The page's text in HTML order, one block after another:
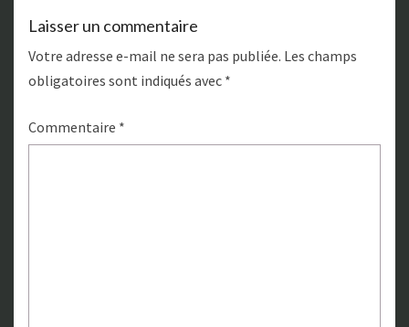
Laisser un commentaire
Votre adresse e-mail ne sera pas publiée. Les champs
obligatoires sont indiqués avec *
Commentaire *